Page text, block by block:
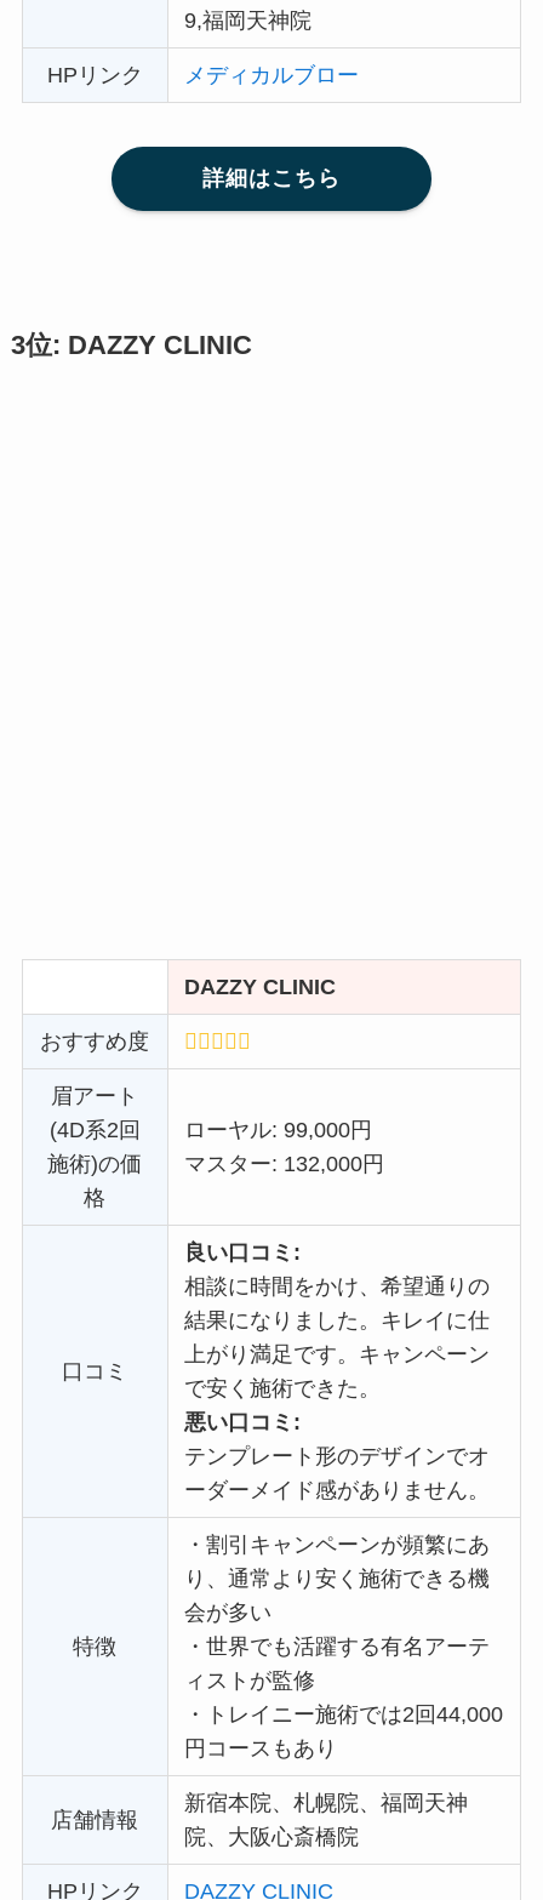
9,福岡天神院
HPリンク メディカルブロー
詳細はこちら
3位: DAZZY CLINIC
DAZZY CLINIC
おすすめ度
眉アート
(4D系2回
施術)の価
格
ローヤル: 99,000円
マスター: 132,000円
口コミ
良い口コミ:
相談に時間をかけ、希望通りの
結果になりました。キレイに仕
上がり満足です。キャンペーン
で安く施術できた。
悪い口コミ:
テンプレート形のデザインでオ
ーダーメイド感がありません。
特徴
・割引キャンペーンが頻繁にあ
り、通常より安く施術できる機
会が多い
・世界でも活躍する有名アーテ
ィストが監修
・
トレイニー施術では2回44,000
円コースもあり
店舗情報
新宿本院、札幌院、福岡天神
院、大阪心斎橋院
HPリンク DAZZY CLINIC